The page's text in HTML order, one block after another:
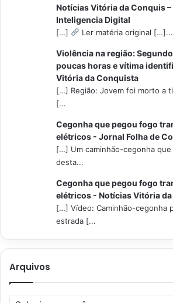
Notícias Vitória da Conquis
Inteligencia Digital
[…] Ler matéria original […]...
Violência na região:
poucas horas e vítima
Vitória da Conquista
[…] Região: Jovem foi morto a
[...
Cegonha que pegou fogo
elétricos - Jornal Folha de
[…] Um caminhão-cegonha
desta...
Cegonha que pegou fogo
elétricos - Notícias Vitória
[…] Vídeo: Caminhão-cegonha
estrada [...
Arquivos
Arquivos